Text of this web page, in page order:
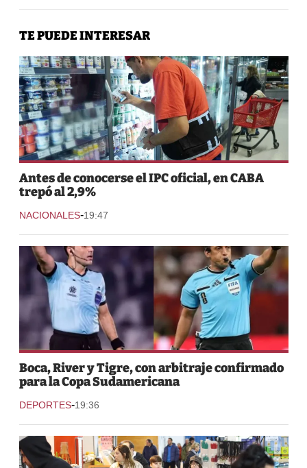
TE PUEDE INTERESAR
Antes de conocerse el IPC oficial, en CABA
trepó al 2,9%
NACIONALES-19:47
Boca, River y Tigre, con arbitraje confirmado
para la Copa Sudamericana
DEPORTES-19:36